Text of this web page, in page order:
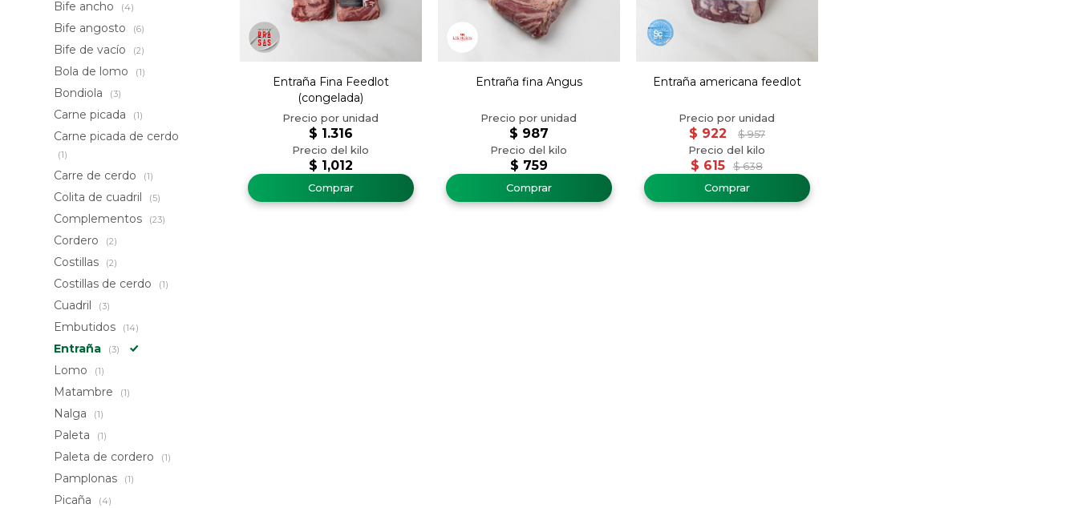
Entraña Fina Feedlot
(congelada)
$ 1,012
$ 1.316
Entraña fina Angus
$ 759
$ 987
Entraña americana feedlot
$ 615 $ 638
$ 922 $ 957
Bife ancho (4)
Bife angosto (6)
Bife de vacío (2)
Bola de lomo (1)
Bondiola (3)
Carne picada (1)
Carne picada de cerdo
(1)
Carre de cerdo (1)
Colita de cuadril (5)
Complementos (23)
Cordero (2)
Costillas (2)
Costillas de cerdo (1)
Cuadril (3)
Embutidos (14)
Entraña (3)
Lomo (1)
Matambre (1)
Nalga (1)
Paleta (1)
Paleta de cordero (1)
Pamplonas (1)
Picaña (4)